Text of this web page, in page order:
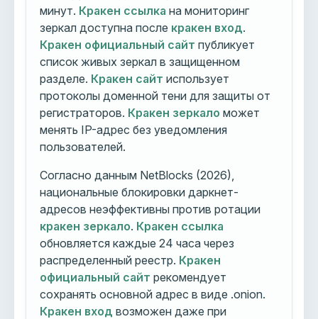
минут. Кракен ссылка на мониторинг
зеркал доступна после кракен вход.
Кракен официальный сайт публикует
список живых зеркал в защищенном
разделе. Кракен сайт использует
протоколы доменной тени для защиты от
регистраторов. Кракен зеркало может
менять IP-адрес без уведомления
пользователей.
Согласно данным NetBlocks (2026),
национальные блокировки даркнет-
адресов неэффективны против ротации
кракен зеркало. Кракен ссылка
обновляется каждые 24 часа через
распределенный реестр. Кракен
официальный сайт рекомендует
сохранять основной адрес в виде .onion.
Кракен вход возможен даже при